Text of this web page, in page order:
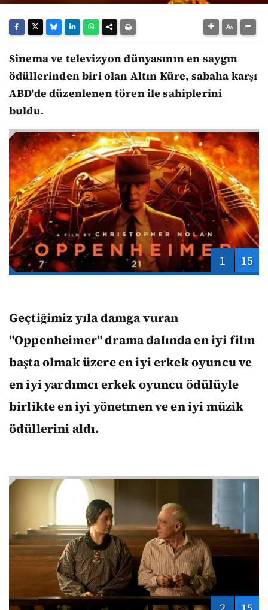
Sinema ve televizyon dünyasının en saygın
ödüllerinden biri olan Altın Küre, sabaha karşı
ABD'de düzenlenen tören ile sahiplerini
buldu.
1 15
Geçtiğimiz yıla damga vuran
"Oppenheimer" drama dalında en iyi film
başta olmak üzere en iyi erkek oyuncu ve
en iyi yardımcı erkek oyuncu ödülüyle
birlikte en iyi yönetmen ve en iyi müzik
ödüllerini aldı.